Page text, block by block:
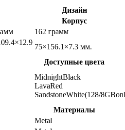
Дизайн
Корпус
162 грамм
75×156.1×7.3 мм.
Доступные цвета
MidnightBlack
LavaRed
SandstoneWhite(128/
Материалы
Metal